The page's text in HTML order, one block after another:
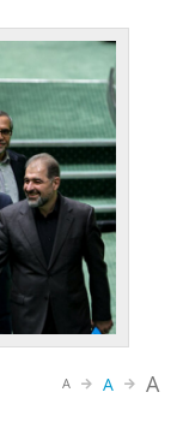
A A A